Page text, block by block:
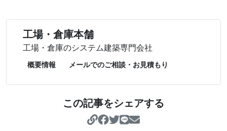
工場・倉庫本舗
工場・倉庫のシステム建築専門会社
概要情報 メールでのご相談・お見積もり
この記事をシェアする
https://koujo-